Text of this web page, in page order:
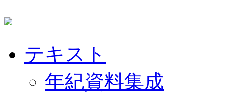
テキスト
年紀資料集成